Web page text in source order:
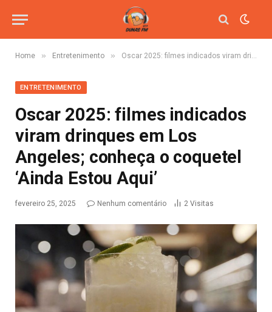
Home » Entretenimento » Oscar 2025: filmes indicados viram drinques em Los Angeles; conheça o coquetel ‘Ainda Estou Aqui’
ENTRETENIMENTO
Oscar 2025: filmes indicados
viram drinques em Los
Angeles; conheça o coquetel
‘Ainda Estou Aqui’
fevereiro 25, 2025 Nenhum comentário 2 Visitas